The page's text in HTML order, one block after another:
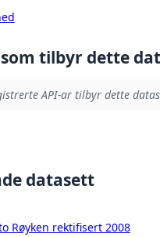
tilbyr dette
API-ar tilbyr dette
datasett
Røyken rektifisert 2008